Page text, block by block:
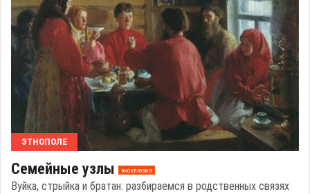
ЭТНОПОЛЕ
Семейные узлы эксклюзив
Вуйка, стрыйка и братан: разбираемся в родственных связях